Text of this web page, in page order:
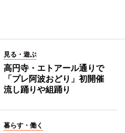
見る・遊ぶ
高円寺・エトアール通りで
「プレ阿波おどり」初開催
流し踊りや組踊り
暮らす・働く